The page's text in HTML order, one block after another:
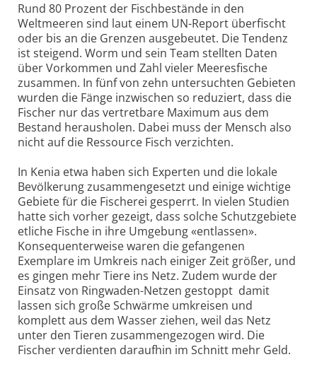
Rund 80 Prozent der Fischbestände in den
Weltmeeren sind laut einem UN-Report überfischt
oder bis an die Grenzen ausgebeutet. Die Tendenz
ist steigend. Worm und sein Team stellten Daten
über Vorkommen und Zahl vieler Meeresfische
zusammen. In fünf von zehn untersuchten Gebieten
wurden die Fänge inzwischen so reduziert, dass die
Fischer nur das vertretbare Maximum aus dem
Bestand herausholen. Dabei muss der Mensch also
nicht auf die Ressource Fisch verzichten.
In Kenia etwa haben sich Experten und die lokale
Bevölkerung zusammengesetzt und einige wichtige
Gebiete für die Fischerei gesperrt. In vielen Studien
hatte sich vorher gezeigt, dass solche Schutzgebiete
etliche Fische in ihre Umgebung «entlassen».
Konsequenterweise waren die gefangenen
Exemplare im Umkreis nach einiger Zeit größer, und
es gingen mehr Tiere ins Netz. Zudem wurde der
Einsatz von Ringwaden-Netzen gestoppt ­ damit
lassen sich große Schwärme umkreisen und
komplett aus dem Wasser ziehen, weil das Netz
unter den Tieren zusammengezogen wird. Die
Fischer verdienten daraufhin im Schnitt mehr Geld.